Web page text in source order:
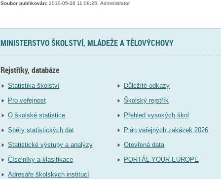
Soubor publikován:2010-05-26 11:08:25, Administrator
MINISTERSTVO ŠKOLSTVÍ, MLÁDEŽE A TĚLOVÝCHOVY
Rejstříky, databáze
Statistika školství
Pro veřejnost
O školské statistice
Sběry statistických dat
Statistické výstupy a analýzy
Číselníky a klasifikace
Adresáře školských institucí
Důležité odkazy
Školský rejstřík
Přehled vysokých škol
Plán veřejných zakázek 2026
Otevřená data
PORTÁL YOUR EUROPE